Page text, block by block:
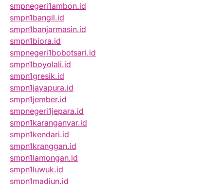
smpnegeri1ambon.id
smpn1bangil.id
smpn1banjarmasin.id
smpn1biora.id
smpnegeri1bobotsari.id
smpn1boyolali.id
smpn1gresik.id
smpn1jayapura.id
smpn1jember.id
smpnegeri1jepara.id
smpn1karanganyar.id
smpn1kendari.id
smpn1kranggan.id
smpn1lamongan.id
smpn1luwuk.id
smpn1madiun.id